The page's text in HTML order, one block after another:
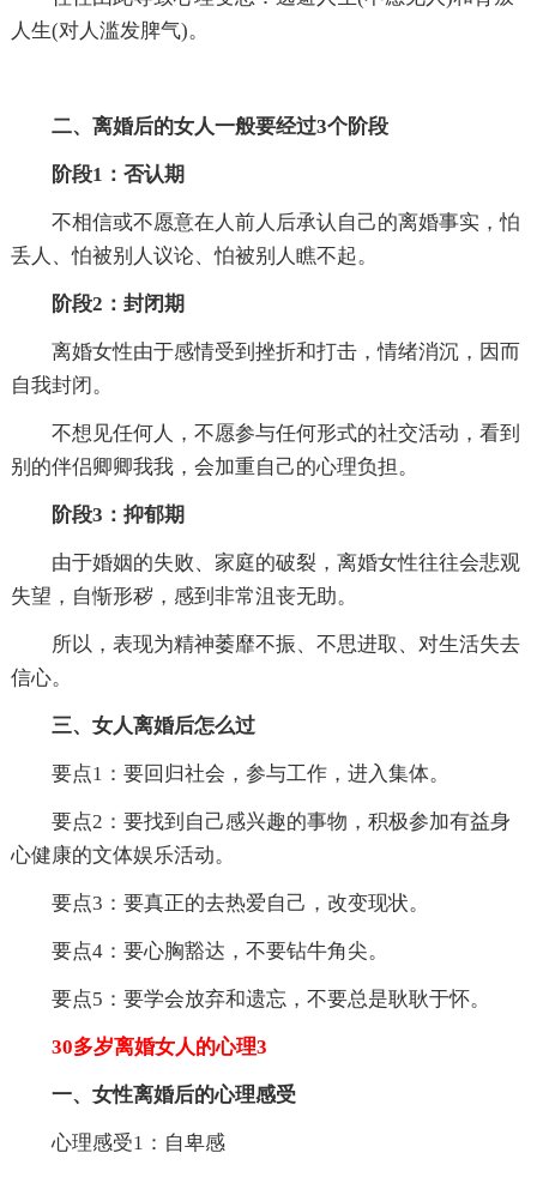
人生(对人滥发脾气)。
二、离婚后的女人一般要经过3个阶段
阶段1：否认期
不相信或不愿意在人前人后承认自己的离婚事实，怕
丢人、怕被别人议论、怕被别人瞧不起。
阶段2：封闭期
离婚女性由于感情受到挫折和打击，情绪消沉，因而
自我封闭。
不想见任何人，不愿参与任何形式的社交活动，看到
别的伴侣卿卿我我，会加重自己的心理负担。
阶段3：抑郁期
由于婚姻的失败、家庭的破裂，离婚女性往往会悲观
失望，自惭形秽，感到非常沮丧无助。
所以，表现为精神萎靡不振、不思进取、对生活失去
信心。
三、女人离婚后怎么过
要点1：要回归社会，参与工作，进入集体。
要点2：要找到自己感兴趣的事物，积极参加有益身
心健康的文体娱乐活动。
要点3：要真正的去热爱自己，改变现状。
要点4：要心胸豁达，不要钻牛角尖。
要点5：要学会放弃和遗忘，不要总是耿耿于怀。
30多岁离婚女人的心理3
一、女性离婚后的心理感受
心理感受1：自卑感